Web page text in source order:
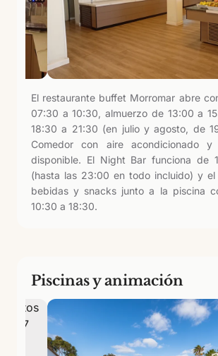
El restaurante buffet Morromar abre
07:30 a 10:30, almuerzo de 13:00 a
18:30 a 21:30 (en julio y agosto, de
Comedor con aire acondicionado
disponible. El Night Bar funciona de
(hasta las 23:00 en todo incluido) y el
bebidas y snacks junto a la piscina
10:30 a 18:30.
Piscinas y animación